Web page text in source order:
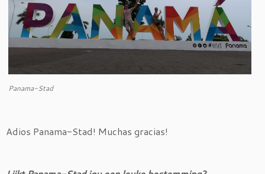
Panama-Stad
Adios Panama-Stad! Muchas gracias!